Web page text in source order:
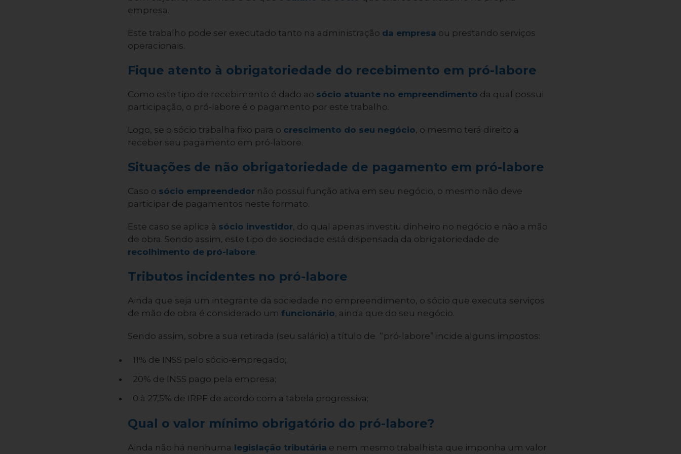
empresa.
Este trabalho pode ser executado tanto na administração da empresa ou prestando serviços
operacionais.
Fique atento à obrigatoriedade do recebimento em pró-labore
Como este tipo de recebimento é dado ao sócio atuante no empreendimento da qual possui
participação, o pró-labore é o pagamento por este trabalho.
Logo, se o sócio trabalha fixo para o crescimento do seu negócio, o mesmo terá direito a
receber seu pagamento em pró-labore.
Situações de não obrigatoriedade de pagamento em pró-labore
Caso o sócio empreendedor não possui função ativa em seu negócio, o mesmo não deve
participar de pagamentos neste formato.
Este caso se aplica à sócio investidor, do qual apenas investiu dinheiro no negócio e não a mão
de obra. Sendo assim, este tipo de sociedade está dispensada da obrigatoriedade de
recolhimento de pró-labore.
Tributos incidentes no pró-labore
Ainda que seja um integrante da sociedade no empreendimento, o sócio que executa serviços
de mão de obra é considerado um funcionário, ainda que do seu negócio.
Sendo assim, sobre a sua retirada (seu salário) a título de “pró-labore” incide alguns impostos:
11% de INSS pelo sócio-empregado;
20% de INSS pago pela empresa;
0 à 27,5% de IRPF de acordo com a tabela progressiva;
Qual o valor mínimo obrigatório do pró-labore?
Ainda não há nenhuma legislação tributária e nem mesmo trabalhista que imponha um valor